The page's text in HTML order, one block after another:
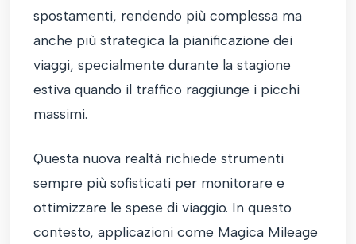
spostamenti, rendendo più complessa ma
anche più strategica la pianificazione dei
viaggi, specialmente durante la stagione
estiva quando il traffico raggiunge i picchi
massimi.
Questa nuova realtà richiede strumenti
sempre più sofisticati per monitorare e
ottimizzare le spese di viaggio. In questo
contesto, applicazioni come Magica Mileage